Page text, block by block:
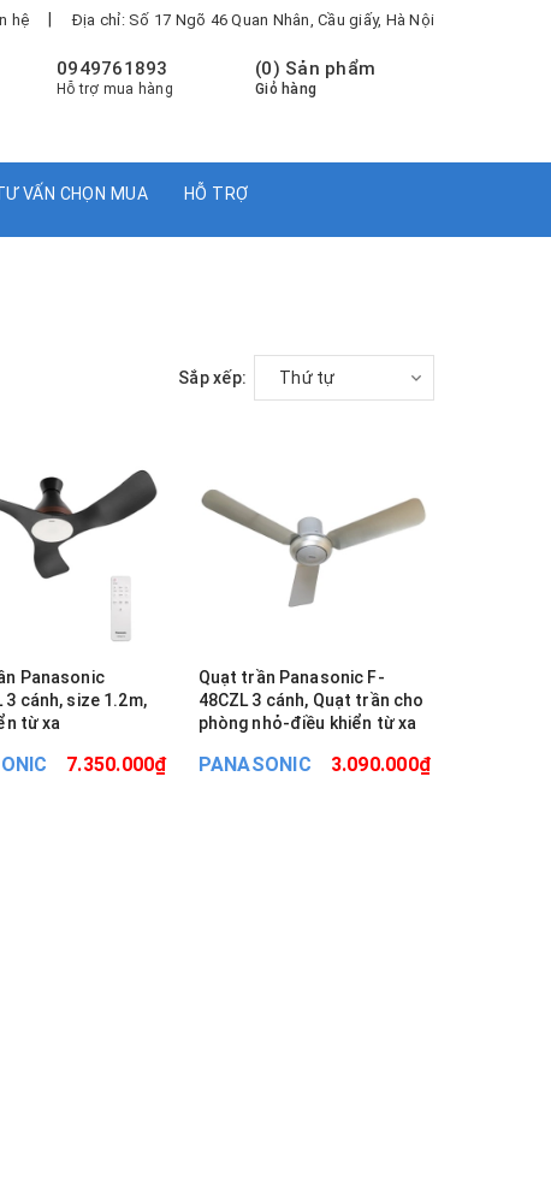
hệ Địa chỉ: Số 17 Ngõ 46 Quan Nhân, Cầu giấy, Hà Nội
(0) Sản phẩm
Giỏ hàng
0949761893
Hỗ trợ mua hàng
VẤN CHỌN MUA HỖ TRỢ
Sắp xếp: Thứ tự
Panasonic
3 cánh, size 1.2m,
từ xa
7.350.000₫
Quạt trần Panasonic F-
48CZL 3 cánh, Quạt trần cho
phòng nhỏ-điều khiển từ xa
PANASONIC 3.090.000₫